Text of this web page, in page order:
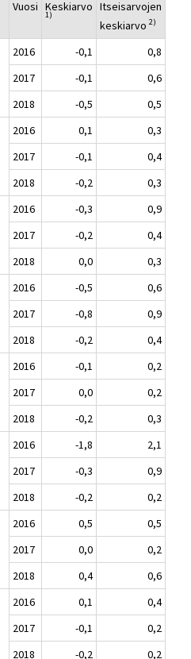
Vuosi Keskiarvo
1)
Itseisarvojen
keskiarvo 2)
2016 -0,1
0,8
2017
-0,1
0,6
2018
-0,5
0,5
2016 0,1
0,3
2017
-0,1
0,4
2018
-0,2
0,3
2016 -0,3
0,9
2017
-0,2
0,4
2018
0,0
0,3
2016 -0,5
0,6
2017
-0,8
0,9
2018
-0,2
0,4
2016 -0,1
0,2
2017
0,0
0,2
2018
-0,2
0,3
2016 -1,8
2,1
2017
-0,3
0,9
2018
-0,2
0,2
2016 0,5
0,5
2017
0,0
0,2
2018
0,4
0,6
2016 0,1
0,4
2017
-0,1
0,2
2018
-0,2
0,2